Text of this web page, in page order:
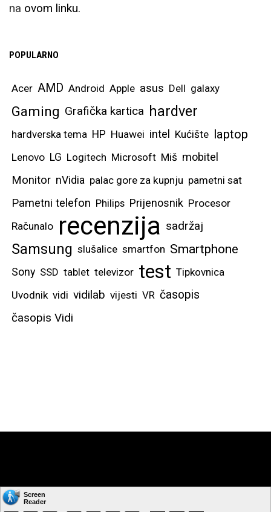
na ovom linku.
POPULARNO
Acer AMD Android Apple asus Dell galaxy
Gaming Grafička kartica hardver
hardverska tema HP Huawei intel Kućište laptop
Lenovo LG Logitech Microsoft Miš mobitel
Monitor nVidia palac gore za kupnju pametni sat
Pametni telefon Philips Prijenosnik Procesor
Računalo recenzija sadržaj
Samsung slušalice smartfon Smartphone
Sony SSD tablet televizor test Tipkovnica
Uvodnik vidi vidilab vijesti VR časopis
časopis Vidi